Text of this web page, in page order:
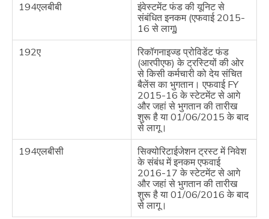
194एलबीबी
इंवेस्टमेंट फंड की यूनिट से
संबंधित इनकम (एफवाई 2015-
16 से लागू)
192ए
रिकॉगनाइज्ड प्रोविडेंट फंड
(आरपीएफ) के ट्रस्टियों की ओर
से किसी कर्मचारी को देय संचित
बैलेंस का भुगतान। एफवाई FY
2015-16 के स्टेटमेंट से आगे
और जहां से भुगतान की तारीख
शुरू है या 01/06/2015 के बाद
से लागू।
194एलबीसी
सिक्योरिटाईजेशन ट्रस्ट में निवेश
के संबंध में इनकम एफवाई
2016-17 के स्टेटमेंट से आगे
और जहां से भुगतान की तारीख
शुरू है या 01/06/2016 के बाद
से लागू।